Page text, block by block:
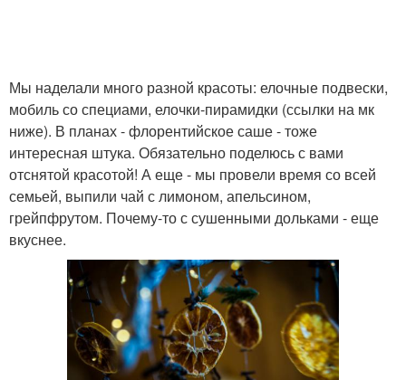
Мы наделали много разной красоты: елочные подвески,
мобиль со специами, елочки-пирамидки (ссылки на мк
ниже). В планах - флорентийское саше - тоже
интересная штука. Обязательно поделюсь с вами
отснятой красотой! А еще - мы провели время со всей
семьей, выпили чай с лимоном, апельсином,
грейпфрутом. Почему-то с сушенными дольками - еще
вкуснее.